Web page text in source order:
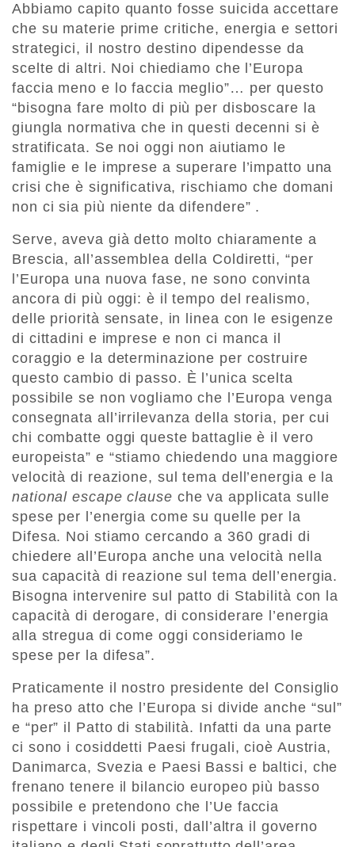
Abbiamo capito quanto fosse suicida accettare
che su materie prime critiche, energia e settori
strategici, il nostro destino dipendesse da
scelte di altri. Noi chiediamo che l’Europa
faccia meno e lo faccia meglio”… per questo
“bisogna fare molto di più per disboscare la
giungla normativa che in questi decenni si è
stratificata. Se noi oggi non aiutiamo le
famiglie e le imprese a superare l’impatto una
crisi che è significativa, rischiamo che domani
non ci sia più niente da difendere” .
Serve, aveva già detto molto chiaramente a
Brescia, all’assemblea della Coldiretti, “per
l’Europa una nuova fase, ne sono convinta
ancora di più oggi: è il tempo del realismo,
delle priorità sensate, in linea con le esigenze
di cittadini e imprese e non ci manca il
coraggio e la determinazione per costruire
questo cambio di passo. È l’unica scelta
possibile se non vogliamo che l’Europa venga
consegnata all’irrilevanza della storia, per cui
chi combatte oggi queste battaglie è il vero
europeista” e “stiamo chiedendo una maggiore
velocità di reazione, sul tema dell’energia e la
national escape clause che va applicata sulle
spese per l’energia come su quelle per la
Difesa. Noi stiamo cercando a 360 gradi di
chiedere all’Europa anche una velocità nella
sua capacità di reazione sul tema dell’energia.
Bisogna intervenire sul patto di Stabilità con la
capacità di derogare, di considerare l’energia
alla stregua di come oggi consideriamo le
spese per la difesa”.
Praticamente il nostro presidente del Consiglio
ha preso atto che l’Europa si divide anche “sul”
e “per” il Patto di stabilità. Infatti da una parte
ci sono i cosiddetti Paesi frugali, cioè Austria,
Danimarca, Svezia e Paesi Bassi e baltici, che
frenano tenere il bilancio europeo più basso
possibile e pretendono che l’Ue faccia
rispettare i vincoli posti, dall’altra il governo